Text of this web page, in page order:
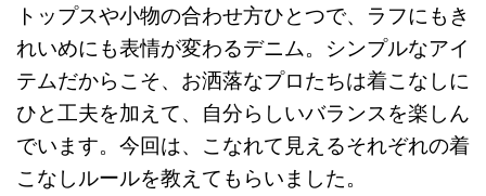
トップスや小物の合わせ方ひとつで、ラフにもき
れいめにも表情が変わるデニム。シンプルなアイ
テムだからこそ、お洒落なプロたちは着こなしに
ひと工夫を加えて、自分らしいバランスを楽しん
でいます。今回は、こなれて見えるそれぞれの着
こなしルールを教えてもらいました。